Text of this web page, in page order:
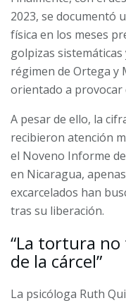
2023, se documentó
física en los meses
golpizas
régimen de Ortega y
orientado a provocar
A pesar de ello, la
recibieron atención
el Noveno Informe
en Nicaragua,
excarcelados han
tras su liberación.
“La tortura
de la cárcel”
La psicóloga Ruth